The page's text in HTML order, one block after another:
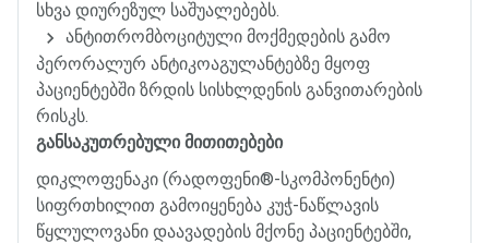
სხვა დიურეზულ საშუალებებს.
ანტითრომბოციტული მოქმედების გამო
პერორალურ ანტიკოაგულანტებზე მყოფ
პაციენტებში ზრდის სისხლდენის განვითარების
რისკს.
განსაკუთრებული მითითებები
დიკლოფენაკი (რადოფენი®-სკომპონენტი)
სიფრთხილით გამოიყენება კუჭ-ნაწლავის
წყლულოვანი დაავადების მქონე პაციენტებში,